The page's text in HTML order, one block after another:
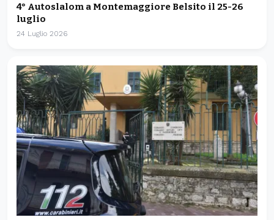
4° Autoslalom a Montemaggiore Belsito il 25-26
luglio
24 Luglio 2026